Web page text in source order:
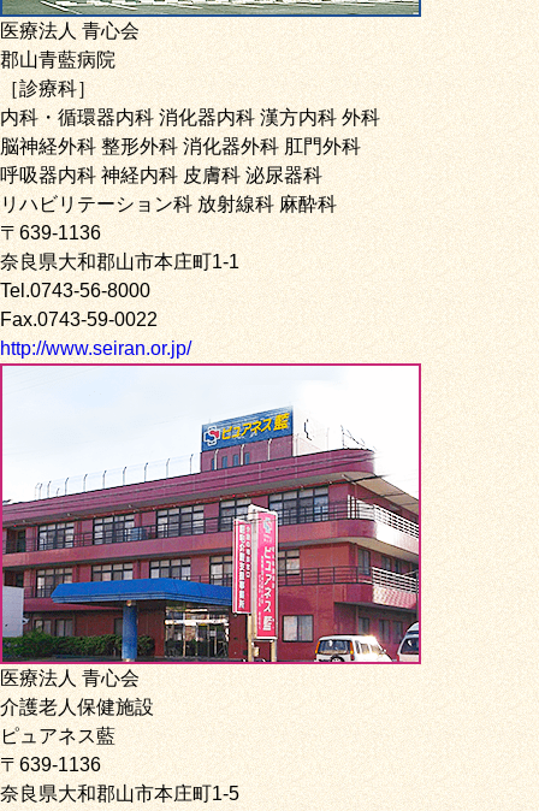
医療法人 青心会
郡山青藍病院
［診療科］
内科・循環器内科 消化器内科 漢方内科 外科
脳神経外科 整形外科 消化器外科 肛門外科
呼吸器内科 神経内科 皮膚科 泌尿器科
リハビリテーション科 放射線科 麻酔科
〒639-1136
奈良県大和郡山市本庄町1-1
Tel.0743-56-8000
Fax.0743-59-0022
http://www.seiran.or.jp/
医療法人 青心会
介護老人保健施設
ピュアネス藍
〒639-1136
奈良県大和郡山市本庄町1-5